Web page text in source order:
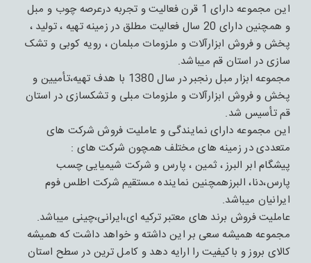
این مجموعه دارای 1 قرن فعالیت و تجربه درعرصه چوب و مبل
و همچنین دارای 20 سال فعالیت مطلق در زمینه تهیه ، تولید ،
پخش و فروش ابزارآلات و ملزومات مبلمان ، رویه کوبی و تشک
سازی در استان قم میباشد.
مجموعه ابزار مبل رنجبر در سال 1380 با هدف تهیه،تأمیین و
پخش و فروش ابزارآلات و ملزومات مبلی و تشکسازی در استان
قم تأسیس شد.
این مجموعه دارای نمایندگی و عاملیت فروش شرکت های
متعددی در زمینه های مختلف همچون شرکت های :
پیشگام ابر البرز ، ثمین ، پارس و شرکت شیمیایی چسب
پارس،دنا، البرزهمچنین نماینده مستقیم شرکت اطلس فوم
ایرانیان میباشد.
عاملیت فروش برند های معتبر ترکیه ای،ایرانی،چینی میباشد.
مجموعه همیشه سعی بر این داشته و خواهد داشت که همیشه
کالای بروز و باکیفیت را ارایه دهد و کامل ترین در سطح استان